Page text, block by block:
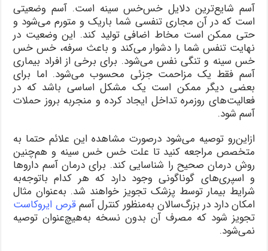
آسم شایع‌ترین دلایل خس‌خس سینه است. آسم وضعیتی
است که در آن مجاری تنفسی شما باریک و متورم می‌شود و
حتی ممکن است مخاط اضافی تولید کند. این وضعیت در
نهایت تنفس شما را دشوار می‌کند و باعث سرفه، خس خس
خس سینه و تنگی نفس می‌شود. برای برخی از افراد بیماری
آسم فقط یک مزاحمت جزئی محسوب می‌شود. اما برای
بعضی دیگر ممکن است یک مشکل اساسی باشد که در
فعالیت‌های روزمره تداخل ایجاد کرده و منجر‌به بروز حملات
آسم شود.
ازاین‌رو توصیه می‌شود در‌صورت مشاهده این علائم حتما به
متخصص مراجعه کنید تا علت خس خس سینه و هم‌چنین
روش درمان صحیح را شناسایی کند. برای درمان آسم داروها
و اسپری‌های گوناگونی وجود دارد که هر کدام با‌توجه‌به
شرایط بیمار توسط پزشک تجویز خواهند شد. به‌عنوان مثال
امکان دارد در بزرگ‌سالان به‌منظور کنترل آسمقرص ایروکاست
تجویز شود که مصرف آن بدون نسخه به‌هیچ‌عنوان توصیه
نمی‌شود.